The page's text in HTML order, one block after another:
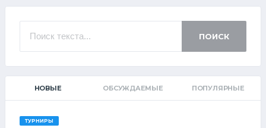
ПОИСК
НОВЫЕ ОБСУЖДАЕМЫЕ ПОПУЛЯРНЫЕ
ТУРНИРЫ